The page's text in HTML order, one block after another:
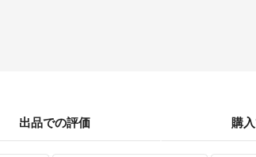
出品での評価 購